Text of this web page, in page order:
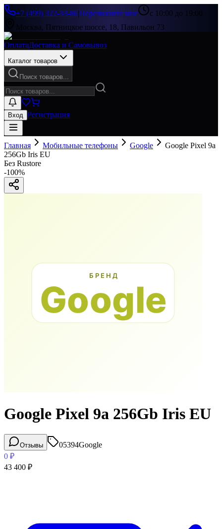
+7 (499) 322-33-86|Перезвоните мне
с 10:00 до 19:00
Москва, Пятницкое шоссе, 18, Павильон 73
ОплатаДоставка и Самовывоз
Каталог товаров
Поиск товаров...
Вход Регистрация
Главная Мобильные телефоны Google
Google Pixel 9a
256Gb Iris EU
Без Rustore
-100%
Google Pixel 9a 256Gb Iris EU
Отзывы 05394Google
0 ₽
43 400 ₽